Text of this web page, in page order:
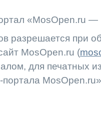
«MosOpen.ru —
разрешается при
MosOpen.ru (
для печатных